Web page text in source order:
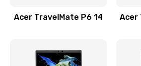
Acer TravelMate P6 14
Acer